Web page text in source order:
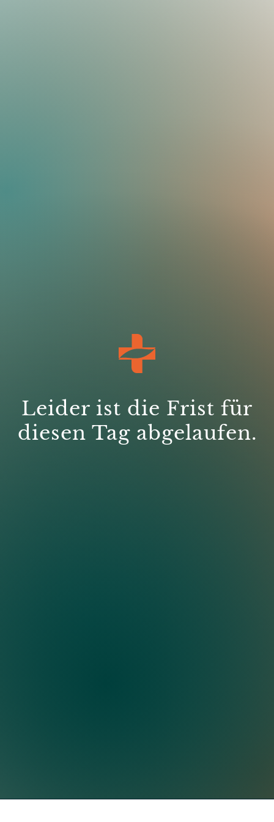
Leider ist die Frist für
diesen Tag abgelaufen.